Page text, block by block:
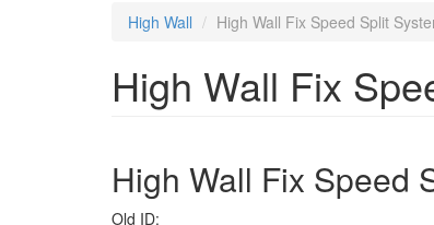
High Wall High Wall Fix Speed Split
High Wall Fix
High Wall Fix Speed
Old ID: